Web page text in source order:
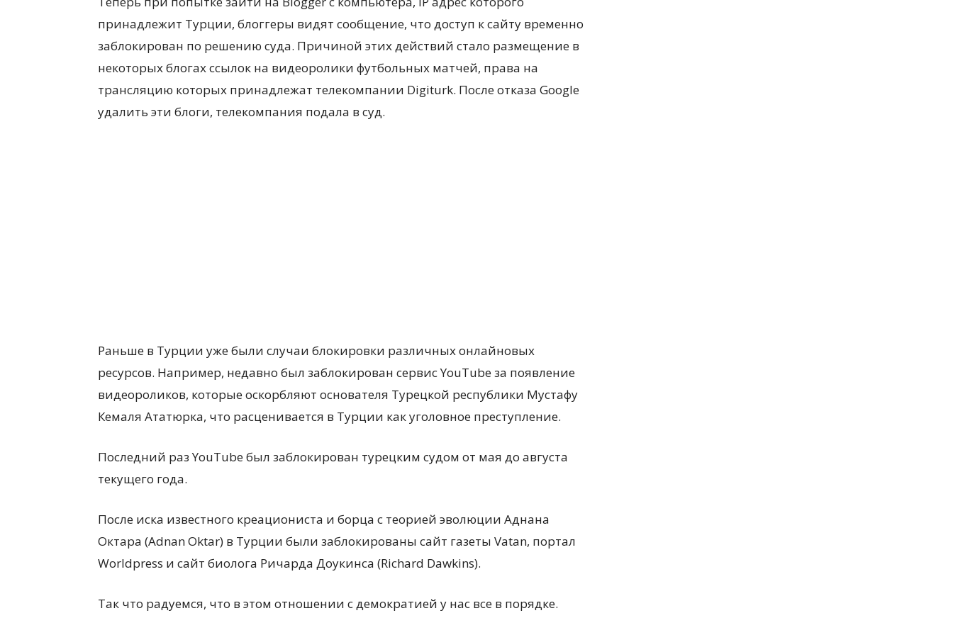
принадлежит Турции, блоггеры видят сообщение, что доступ к сайту временно
заблокирован по решению суда. Причиной этих действий стало размещение в
некоторых блогах ссылок на видеоролики футбольных матчей, права на
трансляцию которых принадлежат телекомпании Digiturk. После отказа Google
удалить эти блоги, телекомпания подала в суд.
Раньше в Турции уже были случаи блокировки различных онлайновых
ресурсов. Например, недавно был заблокирован сервис YouTube за появление
видеороликов, которые оскорбляют основателя Турецкой республики Мустафу
Кемаля Ататюрка, что расценивается в Турции как уголовное преступление.
Последний раз YouTube был заблокирован турецким судом от мая до августа
текущего года.
После иска известного креациониста и борца с теорией эволюции Аднана
Октара (Adnan Oktar) в Турции были заблокированы сайт газеты Vatan, портал
Worldpress и сайт биолога Ричарда Доукинса (Richard Dawkins).
Так что радуемся, что в этом отношении с демократией у нас все в порядке.